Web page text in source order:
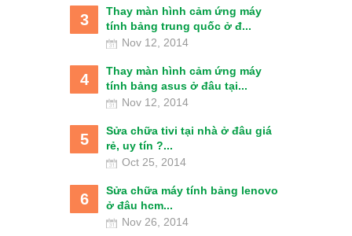
3
Thay màn hình cảm ứng máy
tính bảng trung quốc ở đ...
Nov 12, 2014
4
Thay màn hình cảm ứng máy
tính bảng asus ở đâu tại...
Nov 12, 2014
5
Sửa chữa tivi tại nhà ở đâu giá
rẻ, uy tín ?...
Oct 25, 2014
6
Sửa chữa máy tính bảng lenovo
ở đâu hcm...
Nov 26, 2014